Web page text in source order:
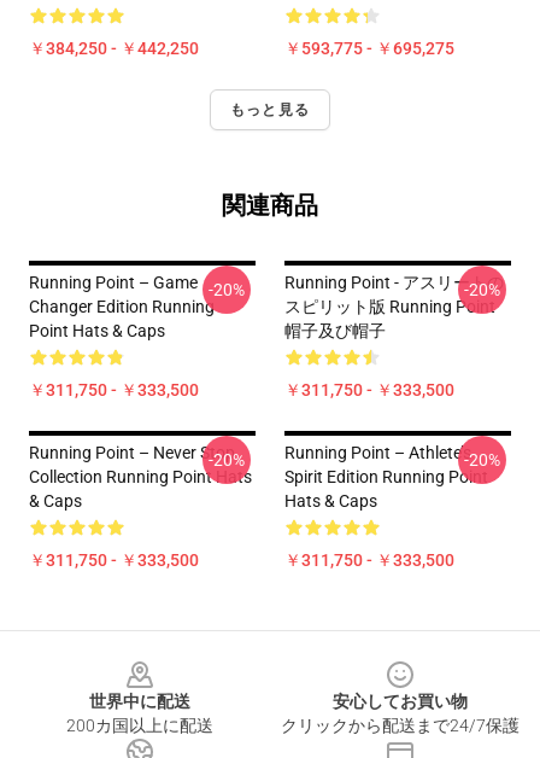
￥384,250 - ￥442,250 ￥593,775 - ￥695,275
もっと見る
関連商品
Running Point – Game
Changer Edition Running
Point Hats & Caps
￥311,750 - ￥333,500
-20%
Running Point - アスリートの
スピリット版 Running Point
帽子及び帽子
￥311,750 - ￥333,500
-20%
Running Point – Never Stop
Collection Running Point Hats
& Caps
￥311,750 - ￥333,500
-20%
Running Point – Athlete’s
Spirit Edition Running Point
Hats & Caps
￥311,750 - ￥333,500
-20%
世界中に配送
200カ国以上に配送
安心してお買い物
クリックから配送まで24/7保護